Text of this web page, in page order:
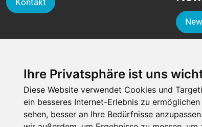
Ihre Privatsphäre ist uns
Diese Website verwendet Cookies und
ein besseres Internet-Erlebnis zu
sehen, besser an Ihre Bedürfnisse